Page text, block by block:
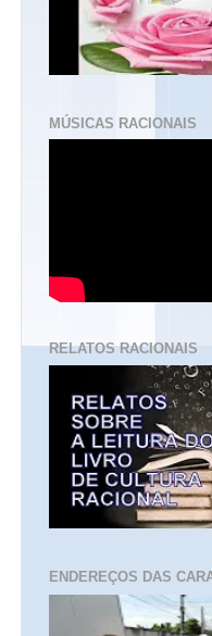
MÚSICAS RACIONAIS
RELATOS RACIONAIS
ENDEREÇOS DAS